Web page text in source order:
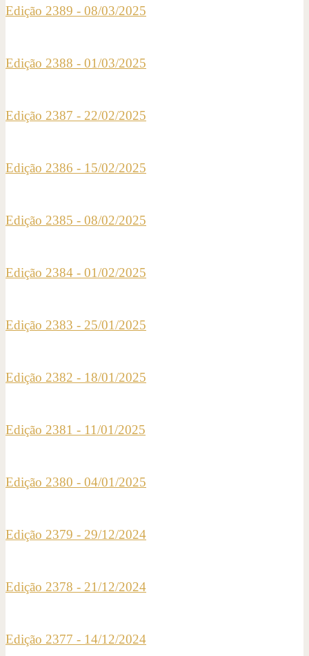
Edição 2389 - 08/03/2025
Edição 2388 - 01/03/2025
Edição 2387 - 22/02/2025
Edição 2386 - 15/02/2025
Edição 2385 - 08/02/2025
Edição 2384 - 01/02/2025
Edição 2383 - 25/01/2025
Edição 2382 - 18/01/2025
Edição 2381 - 11/01/2025
Edição 2380 - 04/01/2025
Edição 2379 - 29/12/2024
Edição 2378 - 21/12/2024
Edição 2377 - 14/12/2024